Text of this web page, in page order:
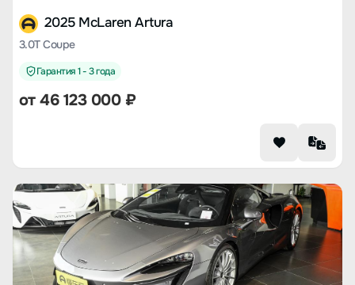
2025 McLaren Artura
3.0T Coupe
Гарантия 1 - 3 года
от 46 123 000 ₽